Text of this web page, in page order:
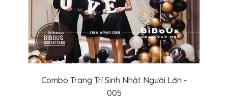
Combo Trang Trí Sinh Nhật Người Lớn -
005